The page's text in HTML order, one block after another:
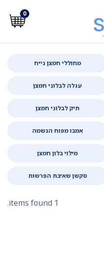
0
מחוללי חמצן נייח
עגלה לבלוני חמצן
תיק לבלוני חמצן
אמבו מפוח הנשמה
מילוי בלון חמצן
סקשן שאיבת הפרשות
1 items found.